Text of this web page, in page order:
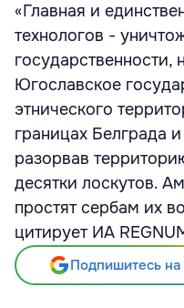
«Главная и
технологов -
государственности,
Югославское
этнического
границах Белграда
разорвав
десятки лоскутов.
простят сербам их
цитирует ИА
Подпишитесь на